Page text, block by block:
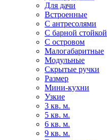
Для дачи
Встроенные
С антресолями
С барной стойкой
С островом
Малогабаритные
Модульные
Скрытые ручки
Размер
Мини-кухни
Узкие
3 кв. м.
5 кв. м.
6 кв. м.
9 кв. м.